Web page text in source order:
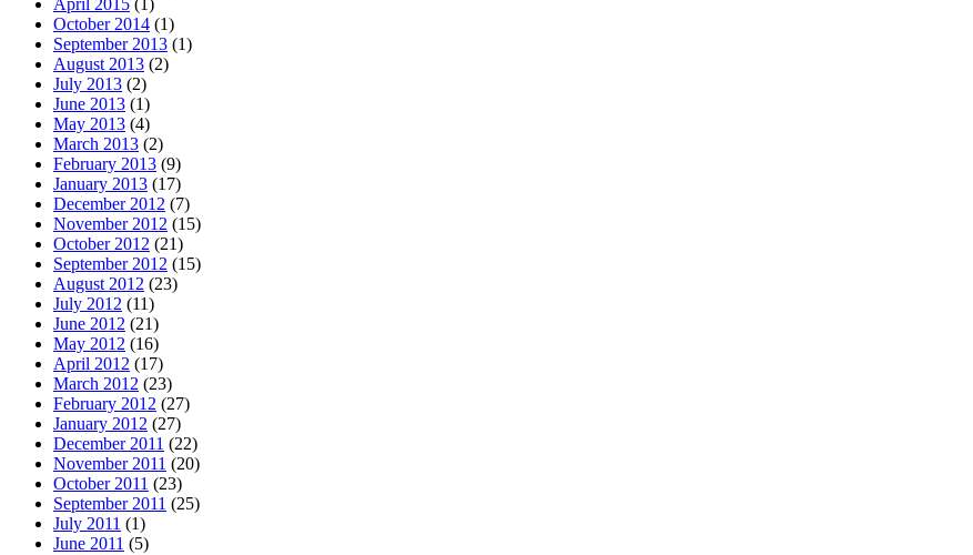
April 2015 (1)
October 2014 (1)
September 2013 (1)
August 2013 (2)
July 2013 (2)
June 2013 (1)
May 2013 (4)
March 2013 (2)
February 2013 (9)
January 2013 (17)
December 2012 (7)
November 2012 (15)
October 2012 (21)
September 2012 (15)
August 2012 (23)
July 2012 (11)
June 2012 (21)
May 2012 (16)
April 2012 (17)
March 2012 (23)
February 2012 (27)
January 2012 (27)
December 2011 (22)
November 2011 (20)
October 2011 (23)
September 2011 (25)
July 2011 (1)
June 2011 (5)